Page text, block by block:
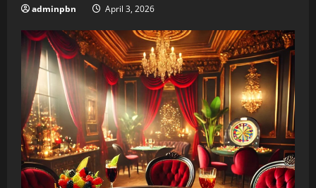
adminpbn April 3, 2026